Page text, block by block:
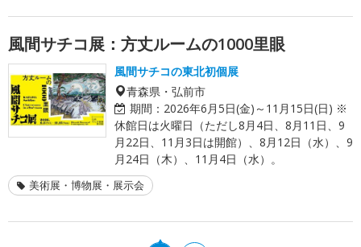
風間サチコ展：方丈ルームの1000里眼
風間サチコの東北初個展
青森県・弘前市
期間： 2026年6月5日(金)～11月15日(日) ※
休館日は火曜日（ただし8月4日、8月11日、9
月22日、11月3日は開館）、8月12日（水）、9
月24日（木）、11月4日（水）。
美術展・博物展・展示会